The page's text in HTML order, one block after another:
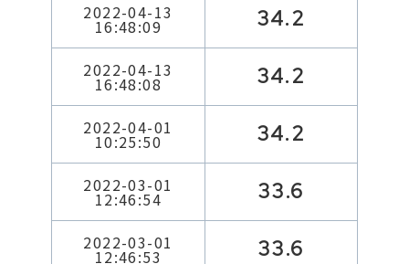
2022-04-13
16:48:09 34.2
2022-04-13
16:48:08 34.2
2022-04-01
10:25:50 34.2
2022-03-01
12:46:54 33.6
2022-03-01
12:46:53 33.6